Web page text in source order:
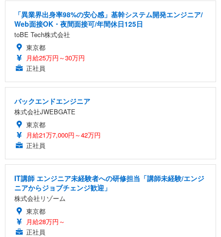
「異業界出身率98%の安心感」基幹システム開発エンジニア/
Web面接OK・夜間面接可/年間休日125日
toBE Tech株式会社
東京都
月給25万円～30万円
正社員
バックエンドエンジニア
株式会社JWEBGATE
東京都
月給21万7,000円～42万円
正社員
IT講師 エンジニア未経験者への研修担当「講師未経験/エンジ
ニアからジョブチェンジ歓迎」
株式会社リゾーム
東京都
月給28万円～
正社員